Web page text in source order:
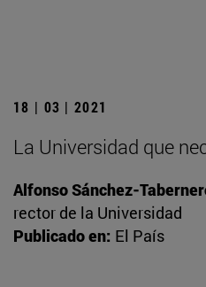
18 | 03 | 2021
La Universidad que
Alfonso Sánchez-
rector de la Universidad
Publicado en: El País